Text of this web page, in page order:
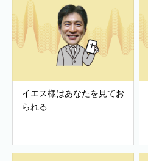
イエス様はあなたを見てお
られる